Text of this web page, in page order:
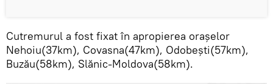
Cutremurul a fost fixat în apropierea oraşelor
Nehoiu(37km), Covasna(47km), Odobești(57km),
Buzău(58km), Slănic-Moldova(58km).